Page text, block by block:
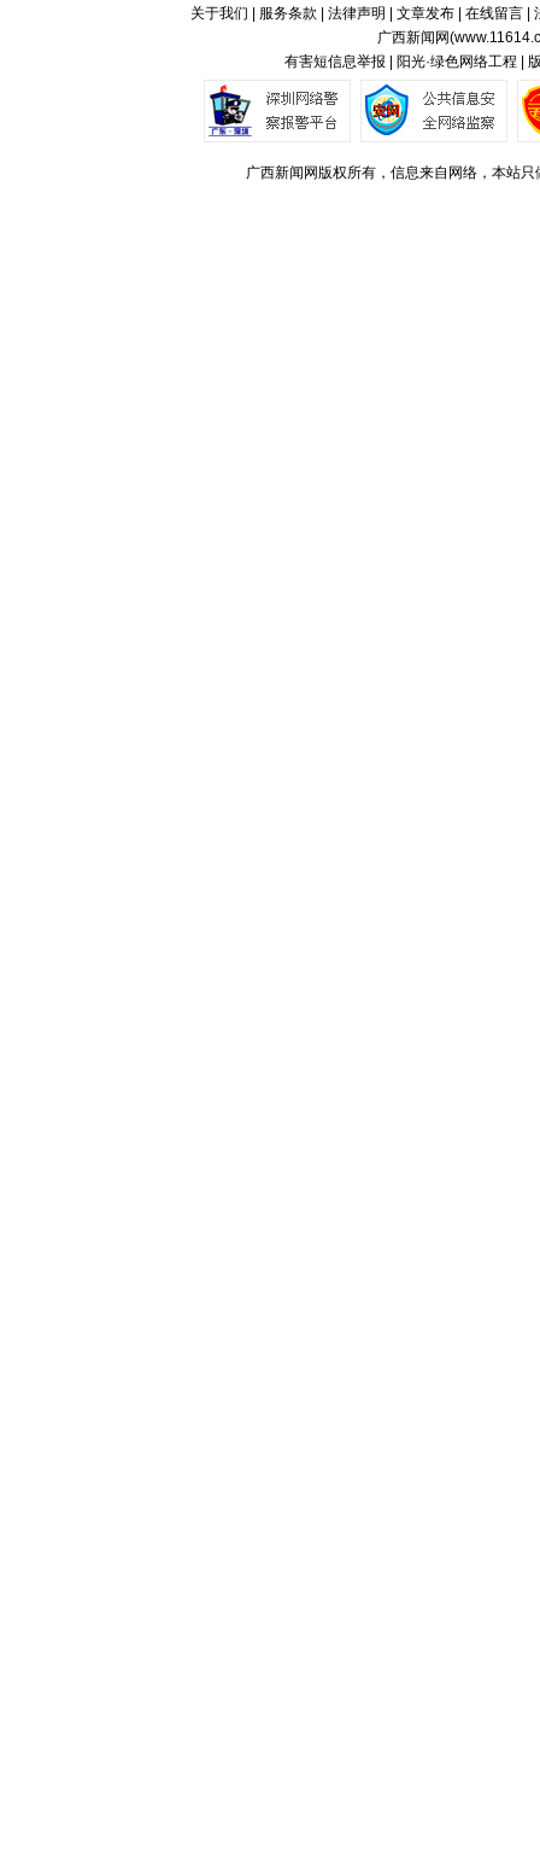
关于我们 服务条款 法律声明 文章发布| 在线留言|
广西新闻网(
有害短信息举报 | 阳光·绿色网络工程 |
广西新闻网版权所有，信息来自网络，本站